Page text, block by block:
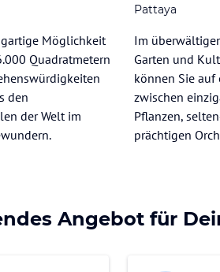
Möglichkeit
Quadratmetern
den
der Welt im
Pattaya
Im
Garten und
können Sie auf
zwischen
Pflanzen,
prächtigen
Angebot für